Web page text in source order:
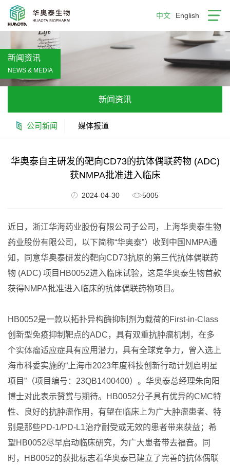
中文 English
新闻资讯
NEWS & MEDIA
新闻资讯
公司新闻 媒体报道
华奥泰自主研发的靶向CD73的抗体偶联药物 (ADC)
获NMPA批准进入临床
2024-04-30 5005
近日，浙江华海药业股份有限公司子公司，上海华奥泰生物
药业股份有限公司，以下简称“华奥泰”）收到中国NMPA通
知，同意华奥泰研发的靶向CD73抗原的第三代抗体偶联药
物 (ADC) 项目HB0052进入临床试验，这是华奥泰生物首款
获得NMPA批准进入临床的抗体偶联药物项目。
HB0052是一款以拓扑异构酶抑制剂为载荷的First-in-Class
创新型免疫抑制靶点的ADC，具有双重抗肿瘤机制，在多
个实体瘤适应症具有应用潜力，具有全球竞争力，曾入选上
海市科委实施的“上海市2023年度科技创新行动计划启明星
项目”（项目编号：23QB1400400）。华奥泰总经理朱向阳
博士对此表示赞赏与期待。HB0052分子具有优异的CMC特
性、良好的抗肿瘤作用，有望在临床上为广大肿瘤患者、特
别是那些PD-1/PD-L1治疗耐受或无效的患者带来获益；希
望HB0052尽早启动临床研究，为广大患者带去福音。同
时，HB0052的获批标志着华奥泰已建立了完善的抗体偶联